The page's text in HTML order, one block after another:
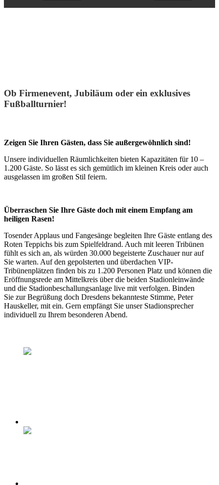
Firmenfeiern
Ob Firmenevent, Jubiläum oder ein exklusives
Fußballturnier!
Zeigen Sie Ihren Gästen, dass Sie außergewöhnlich sind!
Unsere individuellen Räumlichkeiten bieten Kapazitäten für 10 –
1.200 Gäste. So lässt es sich gemütlich im kleinen Kreis oder auch
ausgelassen im großen Stil feiern.
Überraschen Sie Ihre Gäste doch mit einem Empfang am
heiligen Rasen!
Tosender Applaus und Fangesänge begleiten Ihre Gäste entlang des
Roten Teppichs bis zum Spielfeldrand. Auch mit leeren Tribünen
fühlt es sich an, als würden 30.000 begeisterte Zuschauer nur auf
Sie warten. Auf den gepolsterten und überdachen VIP-
Tribünenplätzen finden bis zu 1.200 Personen Platz und können die
Eröffnungsrede am Mittelkreis über die beiden Stadionleinwände
und die Stadionbeschallungsanlage live mit verfolgen. Binden
Sie zur Begrüßung doch Dresdens bekannteste Stimme, Peter
Hauskeller, mit ein. Gern empfängt Sie unser Stadionsprecher
individuell zu Ihrem besonderen Abend.